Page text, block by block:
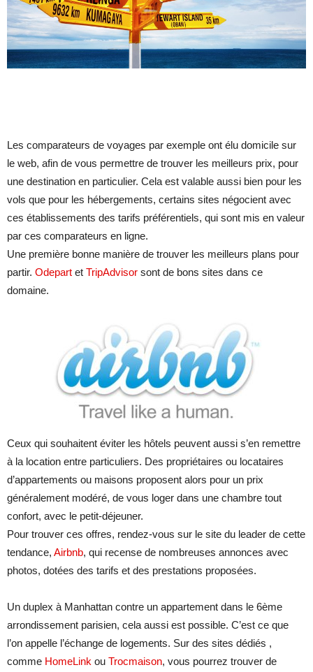
Les comparateurs de voyages par exemple ont élu domicile sur
le web, afin de vous permettre de trouver les meilleurs prix, pour
une destination en particulier. Cela est valable aussi bien pour les
vols que pour les hébergements, certains sites négocient avec
ces établissements des tarifs préférentiels, qui sont mis en valeur
par ces comparateurs en ligne.
Une première bonne manière de trouver les meilleurs plans pour
partir. Odepart et TripAdvisor sont de bons sites dans ce
domaine.
Ceux qui souhaitent éviter les hôtels peuvent aussi s’en remettre
à la location entre particuliers. Des propriétaires ou locataires
d’appartements ou maisons proposent alors pour un prix
généralement modéré, de vous loger dans une chambre tout
confort, avec le petit-déjeuner.
Pour trouver ces offres, rendez-vous sur le site du leader de cette
tendance, Airbnb, qui recense de nombreuses annonces avec
photos, dotées des tarifs et des prestations proposées.
Un duplex à Manhattan contre un appartement dans le 6ème
arrondissement parisien, cela aussi est possible. C’est ce que
l’on appelle l’échange de logements. Sur des sites dédiés ,
comme HomeLink ou Trocmaison, vous pourrez trouver de